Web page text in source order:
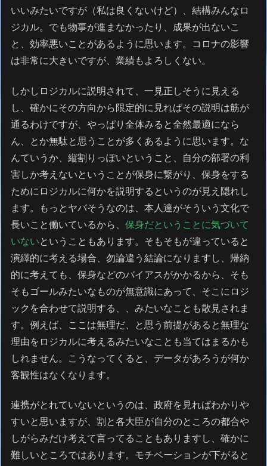
いいみたいですが（私は良くないけど）、結構みんなロ
ジカル。でも物事が進まなかったり、成果が出ないこ
と、効率悪いことがあるように思います。コロナの影響
は非常に大きいですが、業績もよろしくない。
しかしロジカルに説明されて、一見正しそうに見える
し、確かにその方向から限定的に見ればその説明は筋が
通るわけですが、やっぱり全体みると全然最適になら
ん、とか無駄と思うことが多くあるように思います。な
んていうか、縦割りっぽいということ、自分の部署の利
害しか考えないということが保身に繋がり、保身をする
ためにロジカルに何かを説明するというのが見え隠れし
ます。もっとヤバそうなのは、本人達がそういう文化で
長いこと働いているから、保身だということに気づいて
いないということもあります。そもそもが違っていると
演繹的に考える場合、勿論違う結論になりますし、帰納
的に考えても、保身などのバイアスがかかるから、そも
そもゴールみたいなものが無意識にあって、そこにロジ
ックを合わせて説明する、、みたいなことも散見されま
す。例えば、ここは無理だ、と思う前提があると無理な
理由をロジカルに考えるみたいなことも当てはまるかも
しれません。こうなってくると、データがあろうが何か
客観性はなくなります。
連携がとれていないというのは、政府を見ればわかりや
すいと思いますが、割と各大臣が自分のところの都合や
しがらみだけ考えて言ってることもありますし、確かに
難しいところではあります。モチベーションが下がると